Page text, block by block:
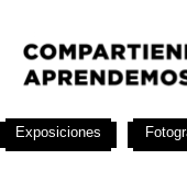
Exposiciones